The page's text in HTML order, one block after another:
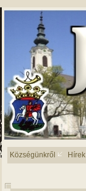
Községünkről Hírek